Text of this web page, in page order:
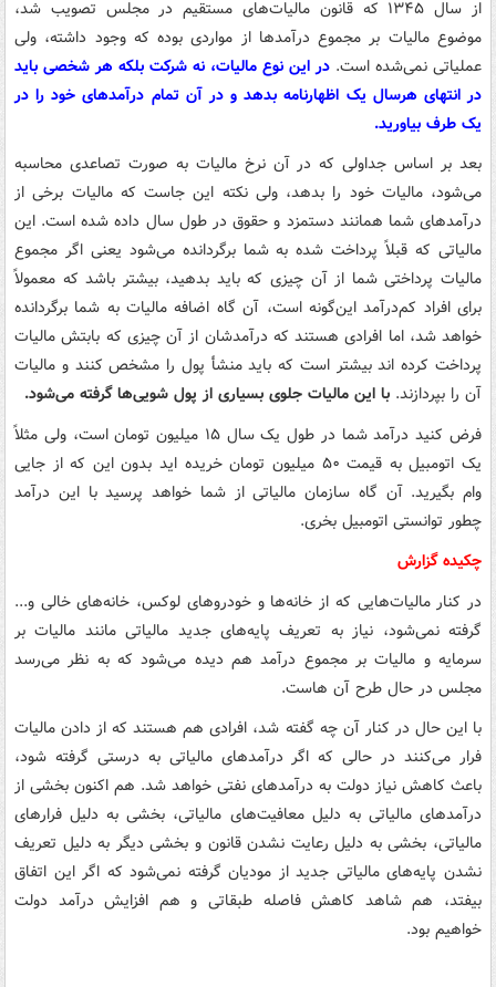
از سال ۱۳۴۵ که قانون مالیات‌های مستقیم در مجلس تصویب شد،
موضوع مالیات بر مجموع درآمدها از مواردی بوده که وجود داشته، ولی
عملیاتی نمی‌شده است. در این نوع مالیات، نه شرکت بلکه هر شخصی باید
در انتهای هرسال یک اظهارنامه بدهد و در آن تمام درآمدهای خود را در
یک طرف بیاورید.
بعد بر اساس جداولی که در آن نرخ مالیات به صورت تصاعدی محاسبه
می‌شود، مالیات خود را بدهد، ولی نکته این جاست که مالیات برخی از
درآمدهای شما همانند دستمزد و حقوق در طول سال داده شده است. این
مالیاتی که قبلاً پرداخت شده به شما برگردانده می‌شود یعنی اگر مجموع
مالیات پرداختی شما از آن چیزی که باید بدهید، بیشتر باشد که معمولاً
برای افراد کم‌درآمد این‌گونه است، آن گاه اضافه مالیات به شما برگردانده
خواهد شد، اما افرادی هستند که درآمدشان از آن چیزی که بابتش مالیات
پرداخت کرده اند بیشتر است که باید منشأ پول را مشخص کنند و مالیات
آن را بپردازند. با این مالیات جلوی بسیاری از پول شویی‌ها گرفته می‌شود.
فرض کنید درآمد شما در طول یک سال ۱۵ میلیون تومان است، ولی مثلاً
یک اتومبیل به قیمت ۵۰ میلیون تومان خریده اید بدون این که از جایی
وام بگیرید. آن گاه سازمان مالیاتی از شما خواهد پرسید با این درآمد
چطور توانستی اتومبیل بخری.
چکیده گزارش
در کنار مالیات‌هایی که از خانه‌ها و خودروهای لوکس، خانه‌های خالی و...
گرفته نمی‌شود، نیاز به تعریف پایه‌های جدید مالیاتی مانند مالیات بر
سرمایه و مالیات بر مجموع درآمد هم دیده می‌شود که به نظر می‌رسد
مجلس در حال طرح آن هاست.
با این حال در کنار آن چه گفته شد، افرادی هم هستند که از دادن مالیات
فرار می‌کنند در حالی که اگر درآمدهای مالیاتی به درستی گرفته شود،
باعث کاهش نیاز دولت به درآمدهای نفتی خواهد شد. هم اکنون بخشی از
درآمدهای مالیاتی به دلیل معافیت‌های مالیاتی، بخشی به دلیل فرارهای
مالیاتی، بخشی به دلیل رعایت نشدن قانون و بخشی دیگر به دلیل تعریف
نشدن پایه‌های مالیاتی جدید از مودیان گرفته نمی‌شود که اگر این اتفاق
بیفتد، هم شاهد کاهش فاصله طبقاتی و هم افزایش درآمد دولت
خواهیم بود.